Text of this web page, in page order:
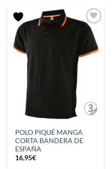
POLO PIQUÉ MANGA
CORTA BANDERA DE
ESPAÑA
16,95€